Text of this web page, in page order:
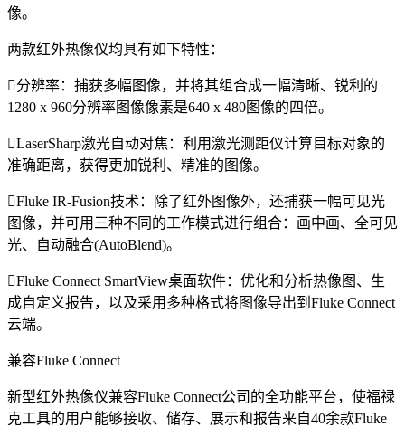
像。
两款红外热像仪均具有如下特性：
分辨率：捕获多幅图像，并将其组合成一幅清晰、锐利的
1280 x 960分辨率图像像素是640 x 480图像的四倍。
LaserSharp激光自动对焦：利用激光测距仪计算目标对象的
准确距离，获得更加锐利、精准的图像。
Fluke IR-Fusion技术：除了红外图像外，还捕获一幅可见光
图像，并可用三种不同的工作模式进行组合：画中画、全可见
光、自动融合(AutoBlend)。
Fluke Connect SmartView桌面软件：优化和分析热像图、生
成自定义报告，以及采用多种格式将图像导出到Fluke Connect
云端。
兼容Fluke Connect
新型红外热像仪兼容Fluke Connect公司的全功能平台，使福禄
克工具的用户能够接收、储存、展示和报告来自40余款Fluke